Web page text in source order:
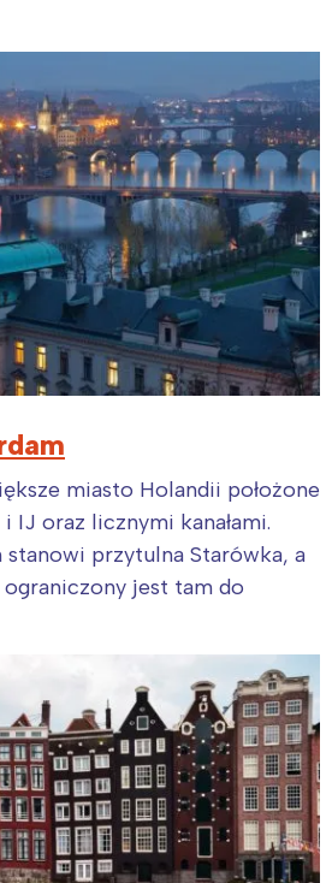
miasto Holandii położone
IJ oraz licznymi kanałami.
przytulna Starówka, a
jest tam do